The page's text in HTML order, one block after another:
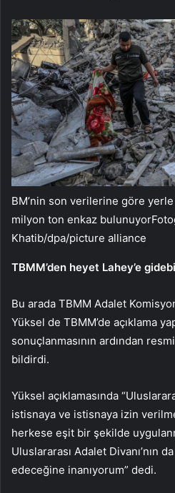
BM’nin son verilerine göre
milyon ton enkaz
Khatib/dpa/picture alliance
TBMM’den heyet Lahey’e
Bu arada TBMM Adalet
Yüksel de TBMM’de açıklama
sonuçlanmasının ardından
bildirdi.
Yüksel açıklamasında
istisnaya ve istisnaya izin
herkese eşit bir şekilde
Uluslararası Adalet Divanı’nın
edeceğine inanıyorum” dedi.